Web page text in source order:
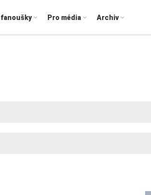
fanoušky Pro média Archiv